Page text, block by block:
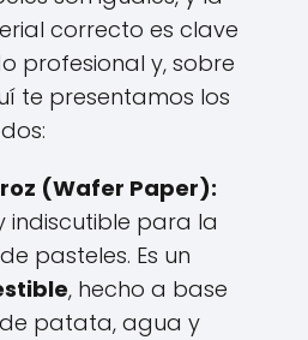
correcto es clave
profesional y, sobre
te presentamos los
(Wafer Paper):
indiscutible para la
pasteles. Es un
, hecho a base
patata, agua y